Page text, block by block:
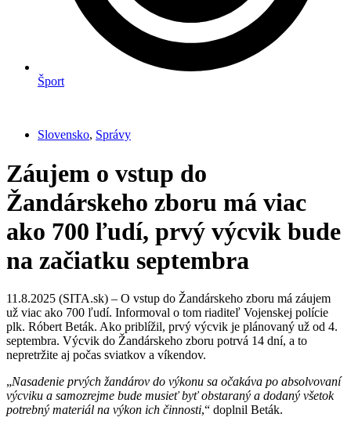
Šport
Slovensko, Správy
Záujem o vstup do
Žandárskeho zboru má viac
ako 700 ľudí, prvý výcvik bude
na začiatku septembra
11.8.2025 (SITA.sk) – O vstup do Žandárskeho zboru má záujem
už viac ako 700 ľudí. Informoval o tom riaditeľ Vojenskej polície
plk. Róbert Beták. Ako priblížil, prvý výcvik je plánovaný už od 4.
septembra. Výcvik do Žandárskeho zboru potrvá 14 dní, a to
nepretržite aj počas sviatkov a víkendov.
„Nasadenie prvých žandárov do výkonu sa očakáva po absolvovaní
výcviku a samozrejme bude musieť byť obstaraný a dodaný všetok
potrebný materiál na výkon ich činnosti,“ doplnil Beták.